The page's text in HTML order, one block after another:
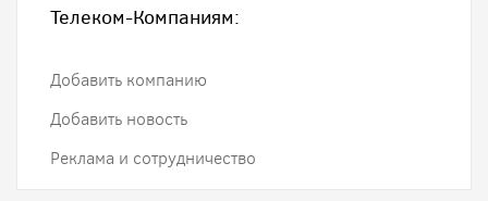
Телеком-Компаниям:
Добавить компанию
Добавить новость
Реклама и сотрудничество